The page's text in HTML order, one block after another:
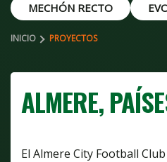
MECHÓN RECTO
INICIO PROYECTOS
ALMERE,
El Almere City Football